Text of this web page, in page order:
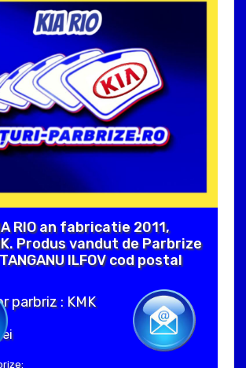
RIO an fabricatie 2011,
Produs vandut de Parbrize
ILFOV cod postal
parbriz : KMK